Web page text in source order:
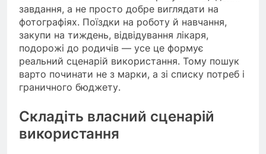
завдання, а не просто добре виглядати на
фотографіях. Поїздки на роботу й навчання,
закупи на тиждень, відвідування лікаря,
подорожі до родичів — усе це формує
реальний сценарій використання. Тому пошук
варто починати не з марки, а зі списку потреб і
граничного бюджету.
Складіть власний сценарій
використання